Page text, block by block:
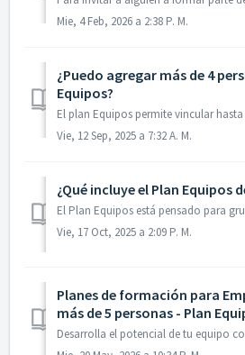
Mie, 4 Feb, 2026 a 2:38 P. M.
¿Puedo agregar más de 4
Equipos?
Vie, 12 Sep, 2025 a 7:32 A. M.
¿Qué incluye el Plan Equipos
Vie, 17 Oct, 2025 a 2:09 P. M.
Planes de formación para
más de 5 personas - Plan